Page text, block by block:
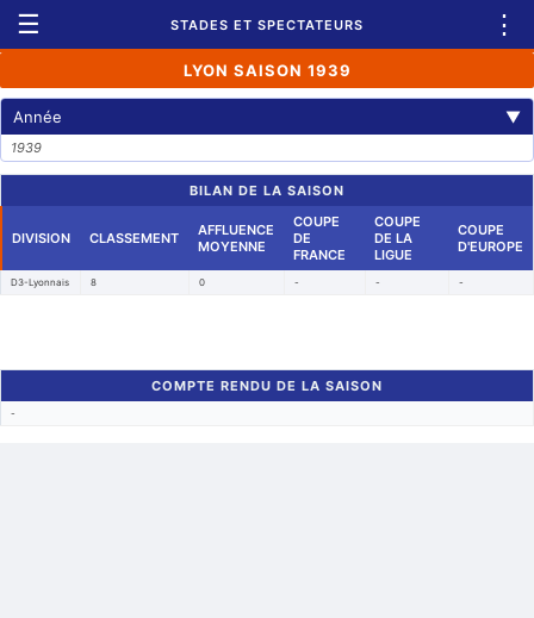
☰ STADES ET SPECTATEURS ⋮
LYON SAISON 1939
Année ▼
1939
BILAN DE LA SAISON
DIVISION CLASSEMENT
AFFLUENCE
MOYENNE
COUPE
DE
FRANCE
COUPE
DE LA
LIGUE
COUPE
D'EUROPE
D3-Lyonnais 8 0 - - -
COMPTE RENDU DE LA SAISON
-